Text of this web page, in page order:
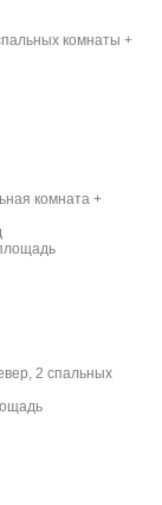
комнаты +
комната +
2 спальных